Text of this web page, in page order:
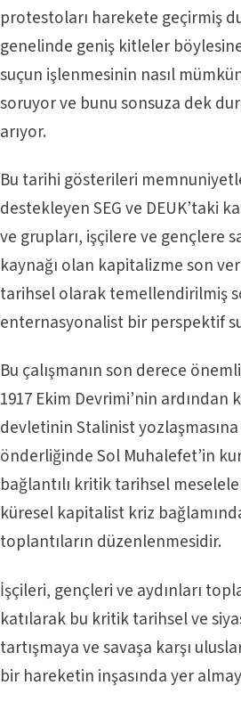
protestoları harekete geçirmiş
genelinde geniş kitleler
suçun işlenmesinin nasıl
soruyor ve bunu sonsuza dek
arıyor.
Bu tarihi gösterileri
destekleyen SEG ve DEUK’taki
ve grupları, işçilere ve gençlere
kaynağı olan kapitalizme son
tarihsel olarak temellendirilmiş
enternasyonalist bir perspektif
Bu çalışmanın son derece
1917 Ekim Devrimi’nin ardından
devletinin Stalinist yozlaşmasına
önderliğinde Sol Muhalefet’in
bağlantılı kritik tarihsel
küresel kapitalist kriz
toplantıların düzenlenmesidir.
İşçileri, gençleri ve aydınları
katılarak bu kritik tarihsel ve
tartışmaya ve savaşa karşı
bir hareketin inşasında yer